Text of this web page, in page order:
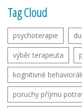
Tag Cloud
psychoterapie
výběr terapeuta
kognitivně
poruchy příjmu